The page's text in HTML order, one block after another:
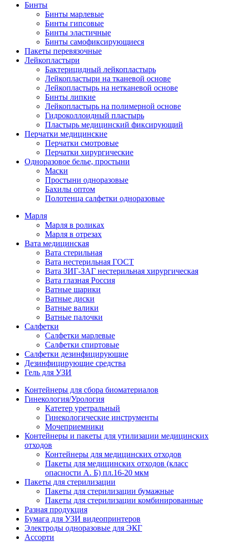
Бинты
Бинты марлевые
Бинты гипсовые
Бинты эластичные
Бинты самофиксирующиеся
Пакеты перевязочные
Лейкопластыри
Бактерицидный лейкопластырь
Лейкопластыри на тканевой основе
Лейкопластырь на нетканевой основе
Бинты липкие
Лейкопластырь на полимерной основе
Гидроколлоидный пластырь
Пластырь медицинский фиксирующий
Перчатки медицинские
Перчатки смотровые
Перчатки хирургические
Одноразовое белье, простыни
Маски
Простыни одноразовые
Бахилы оптом
Полотенца салфетки одноразовые
Марля
Марля в роликах
Марля в отрезах
Вата медицинская
Вата стерильная
Вата нестерильная ГОСТ
Вата ЗИГ-ЗАГ нестерильная хирургическая
Вата глазная Россия
Ватные шарики
Ватные диски
Ватные валики
Ватные палочки
Салфетки
Салфетки марлевые
Салфетки спиртовые
Салфетки дезинфицирующие
Дезинфицирующие средства
Гель для УЗИ
Контейнеры для сбора биоматериалов
Гинекология/Урология
Катетер уретральный
Гинекологические инструменты
Мочеприемники
Контейнеры и пакеты для утилизации медицинских
отходов
Контейнеры для медицинских отходов
Пакеты для медицинских отходов (класс
опасности А. Б) пл.16-20 мкм
Пакеты для стерилизации
Пакеты для стерилизации бумажные
Пакеты для стерилизации комбинированные
Разная продукция
Бумага для УЗИ видеопринтеров
Электроды одноразовые для ЭКГ
Ассорти